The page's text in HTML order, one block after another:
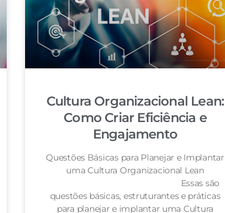
Cultura Organizacional Lean:
Como Criar Eficiência e
Engajamento
Questões Básicas para Planejar e Implantar
uma Cultura Organizacional Lean
Essas são
questões básicas, estruturantes e práticas
para planejar e implantar uma Cultura